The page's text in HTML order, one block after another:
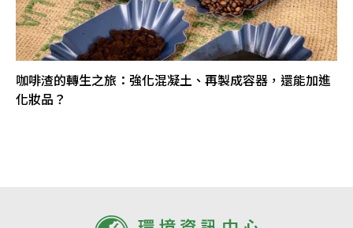
咖啡渣的轉生之旅：強化混凝土、再製成容器，還能加進
化妝品？